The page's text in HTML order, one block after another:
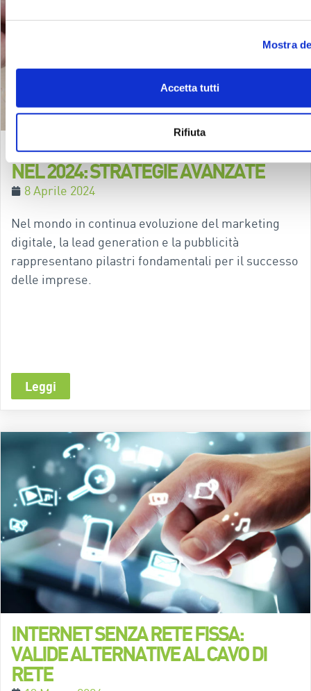
Mostra
Accetta tutti
Rifiuta
LEAD GENERATION E ADVERTISING
NEL 2024: STRATEGIE AVANZATE
8 Aprile 2024
Nel mondo in continua evoluzione del marketing
digitale, la lead generation e la pubblicità
rappresentano pilastri fondamentali per il successo
delle imprese.
Leggi
INTERNET SENZA RETE FISSA:
VALIDE ALTERNATIVE AL CAVO DI
RETE